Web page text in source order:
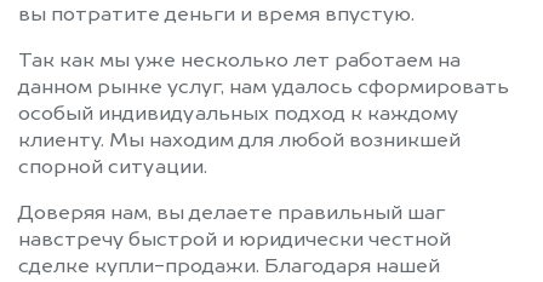
вы потратите деньги и время впустую.
Так как мы уже несколько лет работаем на
данном рынке услуг, нам удалось сформировать
особый индивидуальных подход к каждому
клиенту. Мы находим для любой возникшей
спорной ситуации.
Доверяя нам, вы делаете правильный шаг
навстречу быстрой и юридически честной
сделке купли-продажи. Благодаря нашей